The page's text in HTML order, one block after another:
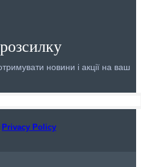
новини і акції на ваш
Privacy Policy